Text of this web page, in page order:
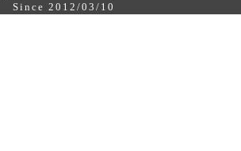
Since 2012/03/10